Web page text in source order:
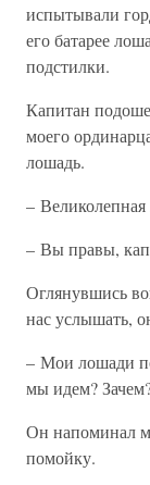
испытывали
его батарее
подстилки.
Капитан
моего
лошадь.
–
– Вы правы,
Оглянувшись
нас услышать,
– Мои лошади
мы идем?
Он напоминал
помойку.